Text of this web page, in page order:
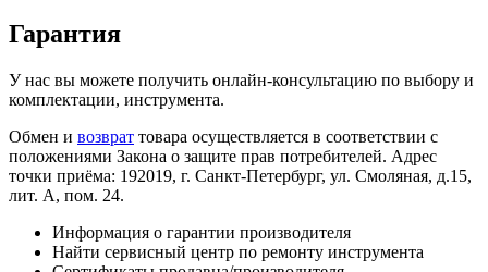
Гарантия
У нас вы можете получить онлайн-консультацию по выбору и
комплектации, инструмента.
Обмен и возврат товара осуществляется в соответствии с
положениями Закона о защите прав потребителей. Адрес
точки приёма: 192019, г. Санкт-Петербург, ул. Смоляная, д.15,
лит. А, пом. 24.
Информация о гарантии производителя
Найти сервисный центр по ремонту инструмента